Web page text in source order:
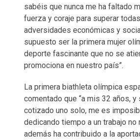
sabéis que nunca me ha faltado
fuerza y coraje para superar
adversidades económicas y
supuesto ser la primera mujer
deporte fascinante que no se
promociona en nuestro país”.
La primera biathleta olímpica
comentado que “a mis 32 años, y
cotizado uno solo, me es
dedicando tiempo a un trabajo no
además ha contribuido a la